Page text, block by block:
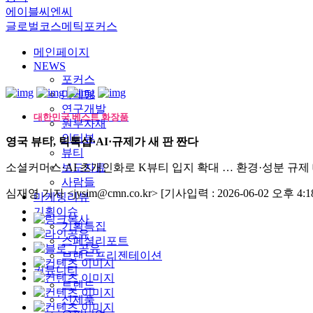
에이블씨엔씨
글로벌코스메틱포커스
메인페이지
NEWS
포커스
마케팅
연구개발
원부자재
인터뷰
뷰티
보도자료
사람들
마케팅리뷰
기획이슈
기획특집
스페셜리포트
브랜드프리젠테이션
커뮤니티
트렌드
신제품
대한민국 베스트 화장품
영국 뷰티, 틱톡샵·AI·규제가 새 판 짠다
소셜커머스·AI 초개인화로 K뷰티 입지 확대 … 환경·성분 규제
심재영 기자 <jysim@cmn.co.kr> [기사입력 : 2026-06-02 오후